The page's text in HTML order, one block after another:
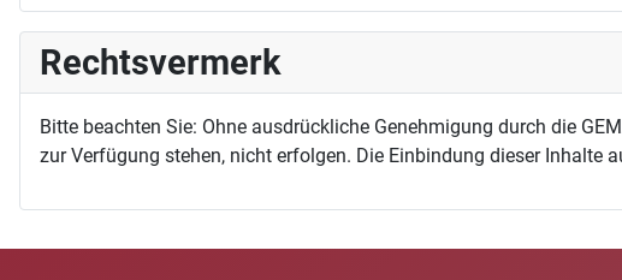
Rechtsvermerk
Bitte beachten Sie: Ohne ausdrückliche Genehmigung durch die
zur Verfügung stehen, nicht erfolgen. Die Einbindung dieser Inhalte